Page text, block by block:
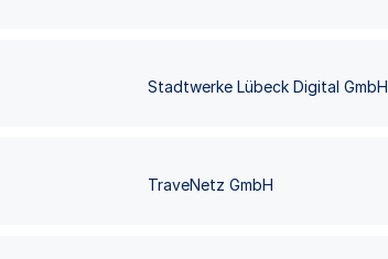
Stadtwerke Lübeck Digital GmbH
TraveNetz GmbH